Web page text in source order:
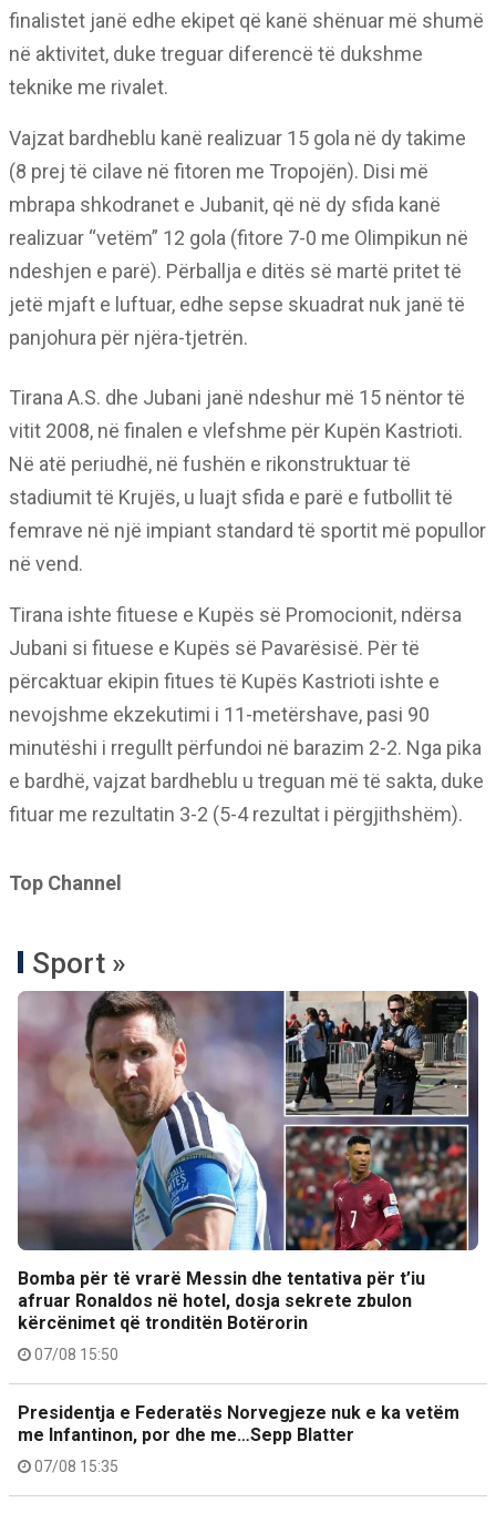
finalistet janë edhe ekipet që kanë shënuar më shumë
në aktivitet, duke treguar diferencë të dukshme
teknike me rivalet.
Vajzat bardheblu kanë realizuar 15 gola në dy takime
(8 prej të cilave në fitoren me Tropojën). Disi më
mbrapa shkodranet e Jubanit, që në dy sfida kanë
realizuar “vetëm” 12 gola (fitore 7-0 me Olimpikun në
ndeshjen e parë). Përballja e ditës së martë pritet të
jetë mjaft e luftuar, edhe sepse skuadrat nuk janë të
panjohura për njëra-tjetrën.
Tirana A.S. dhe Jubani janë ndeshur më 15 nëntor të
vitit 2008, në finalen e vlefshme për Kupën Kastrioti.
Në atë periudhë, në fushën e rikonstruktuar të
stadiumit të Krujës, u luajt sfida e parë e futbollit të
femrave në një impiant standard të sportit më popullor
në vend.
Tirana ishte fituese e Kupës së Promocionit, ndërsa
Jubani si fituese e Kupës së Pavarësisë. Për të
përcaktuar ekipin fitues të Kupës Kastrioti ishte e
nevojshme ekzekutimi i 11-metërshave, pasi 90
minutëshi i rregullt përfundoi në barazim 2-2. Nga pika
e bardhë, vajzat bardheblu u treguan më të sakta, duke
fituar me rezultatin 3-2 (5-4 rezultat i përgjithshëm).
Top Channel
Sport »
Bomba për të vrarë Messin dhe tentativa për t’iu
afruar Ronaldos në hotel, dosja sekrete zbulon
kërcënimet që tronditën Botërorin
07/08 15:50
Presidentja e Federatës Norvegjeze nuk e ka vetëm
me Infantinon, por dhe me…Sepp Blatter
07/08 15:35